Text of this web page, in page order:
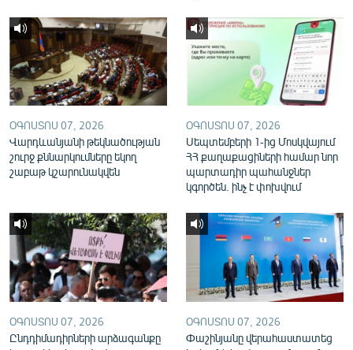
ՕԳՈՍՏՈՍ 07, 2026
Վարդևանյանի թեկնածության
շուրջ քննարկումները եկող
շաբաթ կշարունակվեն
ՕԳՈՍՏՈՍ 07, 2026
Սեպտեմբերի 1-ից Մոսկվայում
ՀՀ քաղաքացիների համար նոր
պարտադիր պահանջներ
կգործեն. ինչ է փոխվում
ՕԳՈՍՏՈՍ 07, 2026
Ընդդիմադիրների արձագանքը
ՕԳՈՍՏՈՍ 07, 2026
Փաշինյանը վերահաստատեց